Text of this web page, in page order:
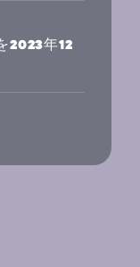
2023年12